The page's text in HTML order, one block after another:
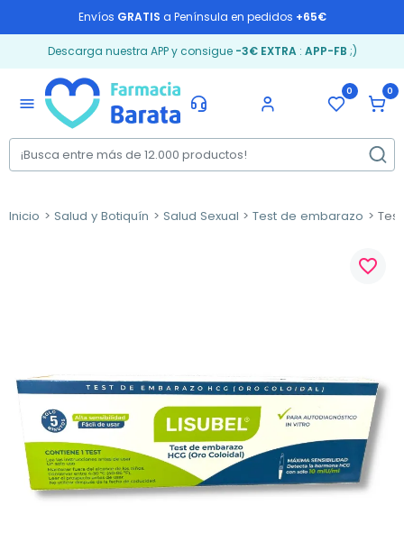
Envíos GRATIS a Península en pedidos +65€
Descarga nuestra APP y consigue -3€ EXTRA: APP-FB ;)
menu
0 0
Inicio Salud y Botiquín Salud Sexual Test de embarazo
favorite_border